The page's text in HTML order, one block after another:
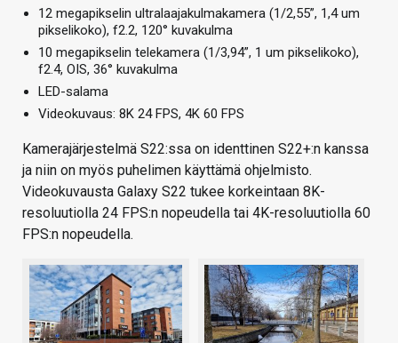
12 megapikselin ultralaajakulmakamera (1/2,55”, 1,4 um
pikselikoko), f2.2, 120° kuvakulma
10 megapikselin telekamera (1/3,94”, 1 um pikselikoko),
f2.4, OIS, 36° kuvakulma
LED-salama
Videokuvaus: 8K 24 FPS, 4K 60 FPS
Kamerajärjestelmä S22:ssa on identtinen S22+:n kanssa
ja niin on myös puhelimen käyttämä ohjelmisto.
Videokuvausta Galaxy S22 tukee korkeintaan 8K-
resoluutiolla 24 FPS:n nopeudella tai 4K-resoluutiolla 60
FPS:n nopeudella.